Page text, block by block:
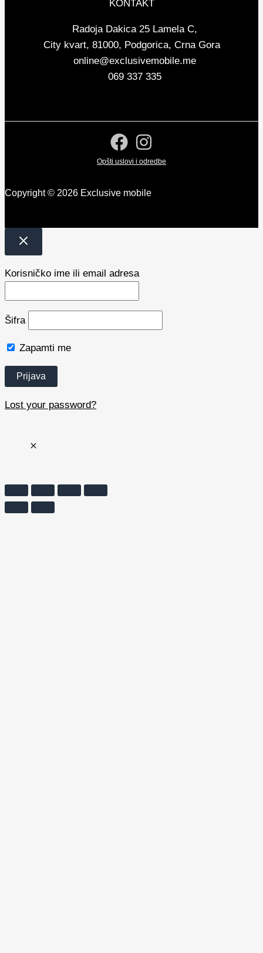
KONTAKT
Radoja Dakica 25 Lamela C,
City kvart, 81000, Podgorica, Crna Gora
online@exclusivemobile.me
069 337 335
Opšti uslovi i odredbe
Copyright © 2026 Exclusive mobile
Korisničko ime ili email adresa
Šifra
Zapamti me
Lost your password?